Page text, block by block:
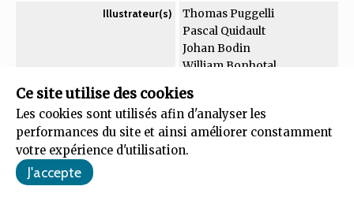
Ce site utilise des cookies
Les cookies sont utilisés afin d'analyser les
performances du site et ainsi améliorer constamment
votre expérience d'utilisation.
Illustrateur(s)
Thomas Puggelli
Pascal Quidault
Johan Bodin
William Bonhotal
Tarik Boussekine
Mécanique(s)
placement d'ouvriers
bluff